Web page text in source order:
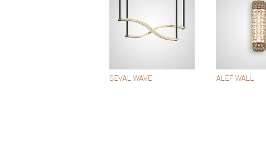
SEVAL WAVE ALEF WALL